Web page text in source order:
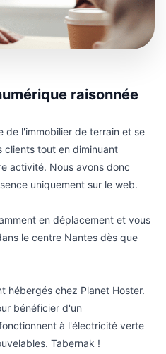
raisonnée
l'immobilier de terrain et se
clients tout en diminuant
activité. Nous avons donc
uniquement sur le web.
en déplacement et vous
le centre Nantes dès que
hébergés chez Planet Hoster.
bénéficier d'un
à l'électricité verte
Tabernak !